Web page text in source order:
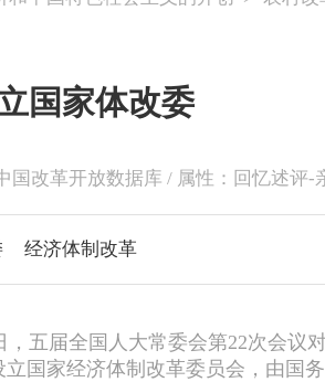
国家体改委
国改革开放数据库 / 属性：回忆述评-
经济体制改革
，五届全国人大常委会第22次会
立国家经济体制改革委员会，由国